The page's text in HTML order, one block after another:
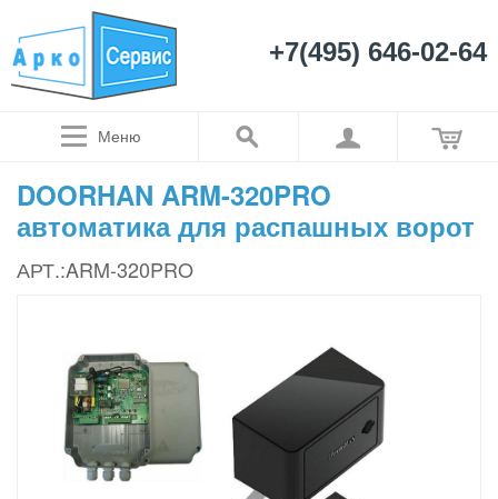
+7(495) 646-02-64
Меню
DOORHAN ARM-320PRO
автоматика для распашных ворот
АРТ.:ARM-320PRO